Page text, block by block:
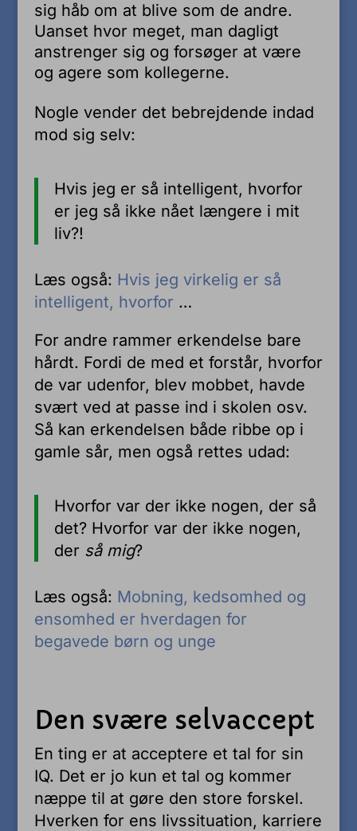
sig håb om at blive som de andre.
Uanset hvor meget, man dagligt
anstrenger sig og forsøger at være
og agere som kollegerne.
Nogle vender det bebrejdende indad
mod sig selv:
Hvis jeg er så intelligent, hvorfor
er jeg så ikke nået længere i mit
liv?!
Læs også: Hvis jeg virkelig er så
intelligent, hvorfor …
For andre rammer erkendelse bare
hårdt. Fordi de med et forstår, hvorfor
de var udenfor, blev mobbet, havde
svært ved at passe ind i skolen osv.
Så kan erkendelsen både ribbe op i
gamle sår, men også rettes udad:
Hvorfor var der ikke nogen, der så
det? Hvorfor var der ikke nogen,
der så mig?
Læs også: Mobning, kedsomhed og
ensomhed er hverdagen for
begavede børn og unge
Den svære selvaccept
En ting er at acceptere et tal for sin
IQ. Det er jo kun et tal og kommer
næppe til at gøre den store forskel.
Hverken for ens livssituation, karriere